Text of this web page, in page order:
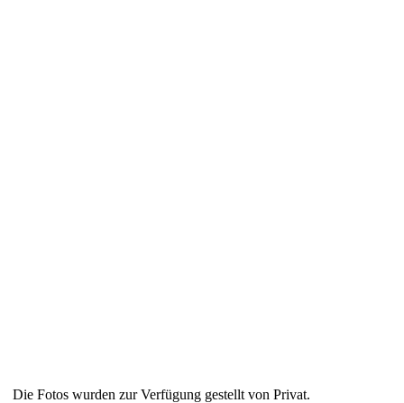
Die Fotos wurden zur Verfügung gestellt von Privat.